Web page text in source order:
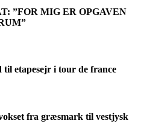
”FOR MIG ER OPGAVEN
etapesejr i tour de france
fra græsmark til vestjysk